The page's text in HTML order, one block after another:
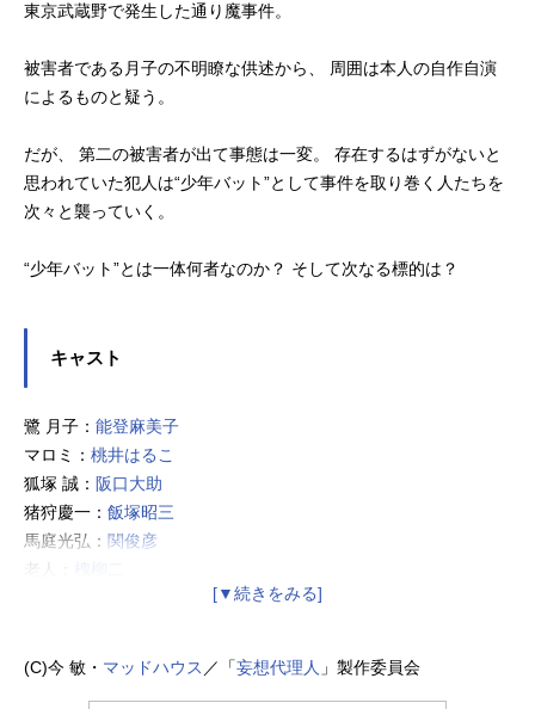
東京武蔵野で発生した通り魔事件。
被害者である月子の不明瞭な供述から、 周囲は本人の自作自演
によるものと疑う。
だが、 第二の被害者が出て事態は一変。 存在するはずがないと
思われていた犯人は“少年バット”として事件を取り巻く人たちを
次々と襲っていく。
“少年バット”とは一体何者なのか？ そして次なる標的は？
キャスト
鷺 月子： 能登麻美子
マロミ： 桃井はるこ
狐塚 誠： 阪口大助
猪狩慶一： 飯塚昭三
馬庭光弘： 関俊彦
(C)今 敏・ マッドハウス ／「妄想代理人 」製作委員会